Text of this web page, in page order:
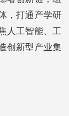
，打通产学研
人工智能、工
创新型产业集